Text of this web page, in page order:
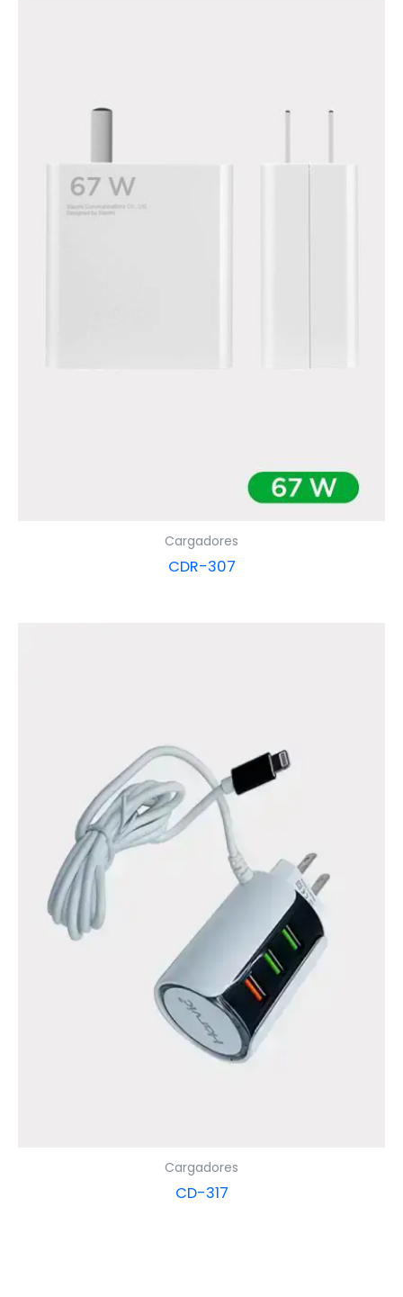
Cargadores
CDR-307
Cargadores
CD-317